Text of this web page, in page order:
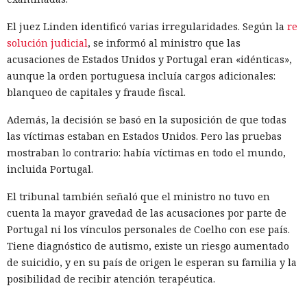
El juez Linden identificó varias irregularidades. Según la re
solución judicial, se informó al ministro que las
acusaciones de Estados Unidos y Portugal eran «idénticas»,
aunque la orden portuguesa incluía cargos adicionales:
blanqueo de capitales y fraude fiscal.
Además, la decisión se basó en la suposición de que todas
las víctimas estaban en Estados Unidos. Pero las pruebas
mostraban lo contrario: había víctimas en todo el mundo,
incluida Portugal.
El tribunal también señaló que el ministro no tuvo en
cuenta la mayor gravedad de las acusaciones por parte de
Portugal ni los vínculos personales de Coelho con ese país.
Tiene diagnóstico de autismo, existe un riesgo aumentado
de suicidio, y en su país de origen le esperan su familia y la
posibilidad de recibir atención terapéutica.